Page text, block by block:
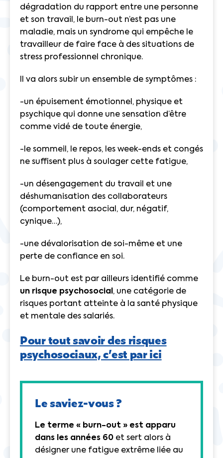
dégradation du rapport entre une personne
et son travail, le burn-out n’est pas une
maladie, mais un syndrome qui empêche le
travailleur de faire face à des situations de
stress professionnel chronique.
Il va alors subir un ensemble de symptômes :
-un épuisement émotionnel, physique et
psychique qui donne une sensation d’être
comme vidé de toute énergie,
-le sommeil, le repos, les week-ends et congés
ne suffisent plus à soulager cette fatigue,
-un désengagement du travail et une
déshumanisation des collaborateurs
(comportement asocial, dur, négatif,
cynique…),
-une dévalorisation de soi-même et une
perte de confiance en soi.
Le burn-out est par ailleurs identifié comme
un risque psychosocial , une catégorie de
risques portant atteinte à la santé physique
et mentale des salariés.
Pour tout savoir des risques
psychosociaux, c’est par ici
Le saviez-vous ?
Le terme « burn-out » est apparu
dans les années 60 et sert alors à
désigner une fatigue extrême liée au